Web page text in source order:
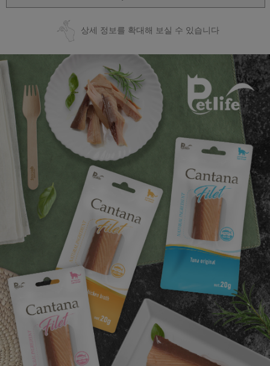
페이코 ID로
PAYCO 바로
상세 정보를 확대해 보실 수 있습니다